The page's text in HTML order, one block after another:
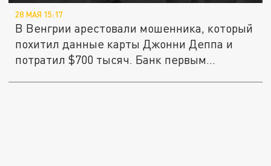
28 МАЯ 15:17
В Венгрии арестовали мошенника, который
похитил данные карты Джонни Деппа и
потратил $700 тысяч. Банк первым...